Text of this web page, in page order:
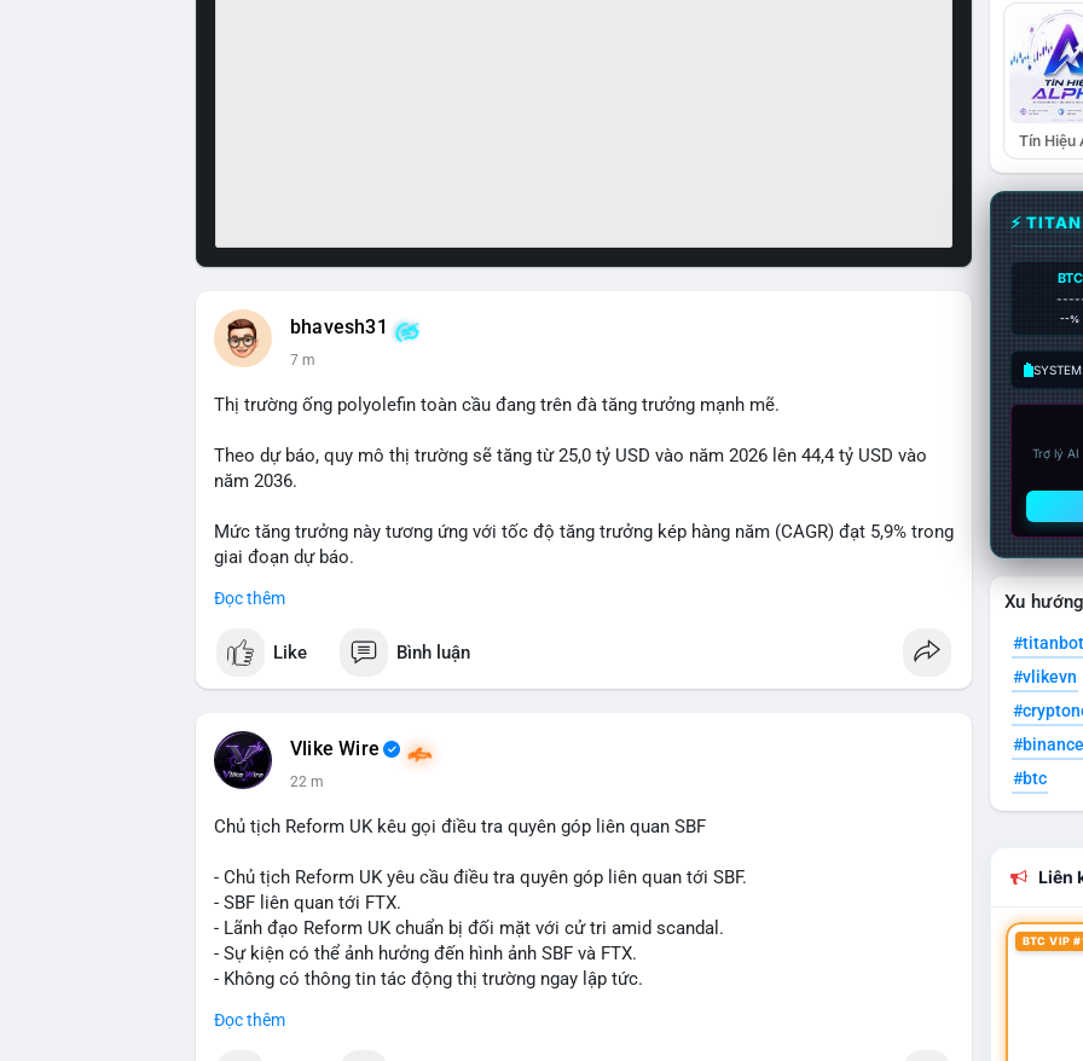
bhavesh31
7 m
Thị trường ống polyolefin toàn cầu đang trên đà tăng trưởng mạnh mẽ.
Theo dự báo, quy mô thị trường sẽ tăng từ 25,0 tỷ USD vào năm 2026 lên 44,4 tỷ USD vào
năm 2036.
Mức tăng trưởng này tương ứng với tốc độ tăng trưởng kép hàng năm (CAGR) đạt 5,9% trong
giai đoạn dự báo.
Đây là tín hiệu tích cực cho các nhà sản xuất, nhà phân phối và nhà đầu tư trong ngành vật
Bạn đánh giá thế nào về tiềm năng của dòng sản phẩm ống nhựa polyolefin trong tương lai?
Đọc thêm
Like Bình luận
Vlike Wire
22 m
Chủ tịch Reform UK kêu gọi điều tra quyên góp liên quan SBF
- Chủ tịch Reform UK yêu cầu điều tra quyên góp liên quan tới SBF.
- SBF liên quan tới FTX.
- Lãnh đạo Reform UK chuẩn bị đối mặt với cử tri amid scandal.
- Sự kiện có thể ảnh hưởng đến hình ảnh SBF và FTX.
- Không có thông tin tác động thị trường ngay lập tức.
Đọc thêm
Tín Hiệu
⚡
BTC
--%
Trợ lý
Xu
#titanbot
#vlikevn
#btc
Liên
BTC VIP